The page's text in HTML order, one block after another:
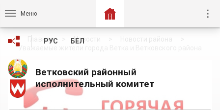
Меню
Ветковский районный
исполнительный комитет
РУС БЕЛ
Главная Новости
Уважаемые жители города Ветка и Ветковского района